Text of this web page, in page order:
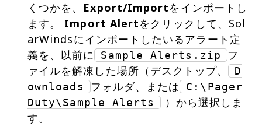
くつかを、 Export/Importをインポートし
ます。 Import Alertをクリックして、Sol
arWindsにインポートしたいるアラート定
義を、以前に Sample Alerts.zip
フ
ァイルを解凍した場所（デスクトップ、 D
ownloads
フォルダ、または C:\Pager
Duty\Sample Alerts
）から選択しま
す。